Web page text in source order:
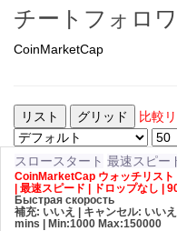
チートフォロ
CoinMarketCap
リスト グリッド 比較
スロースタート 最速スピー
CoinMarketCap ウォッチリスト
| 最速スピード | ドロップなし |
Быстрая скорость
補充: いいえ | キャンセル: いい
mins
| Min:1000 Max:150000